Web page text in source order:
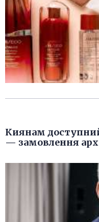
Киянам
— замовлення